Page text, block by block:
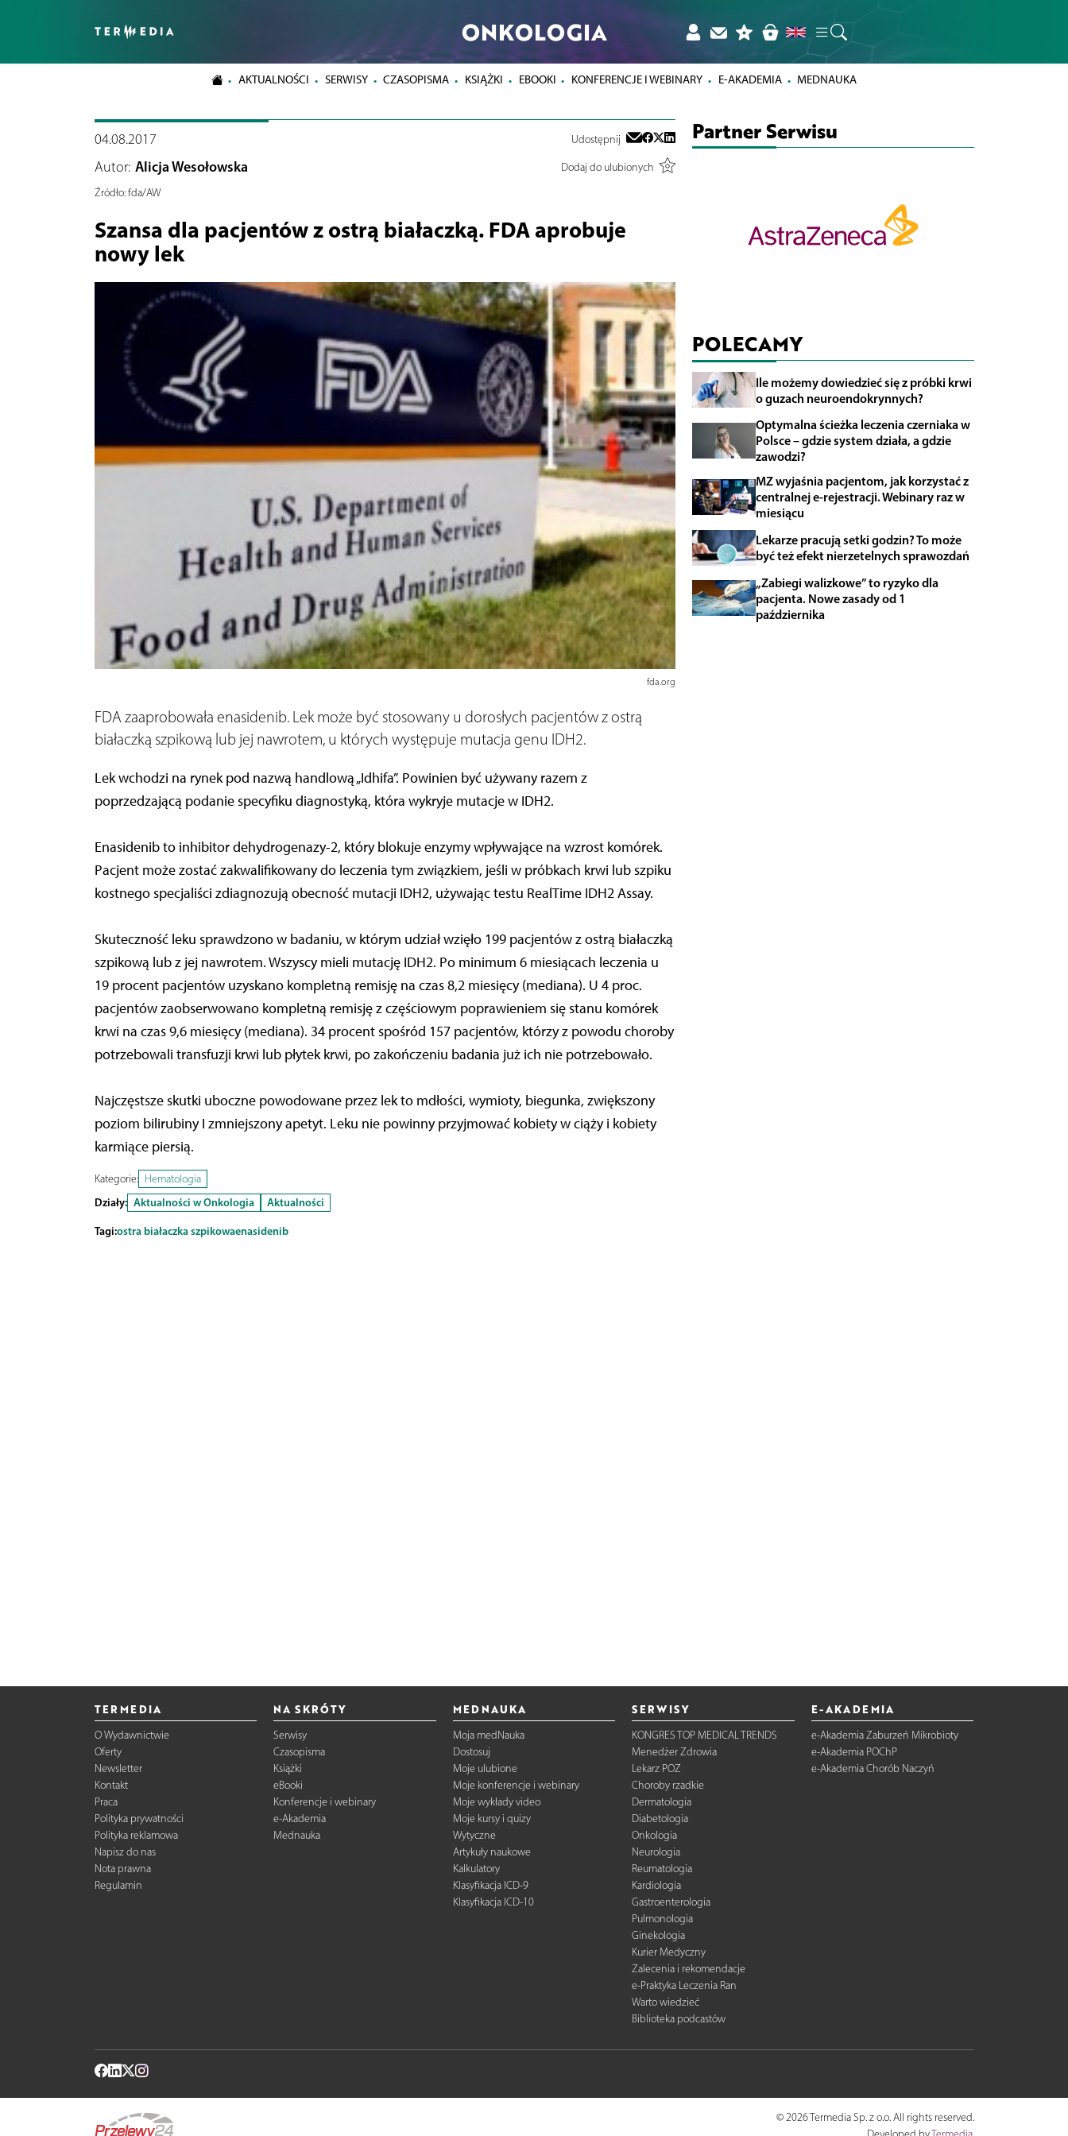
ONKOLOGIA
AKTUALNOŚCI SERWISY CZASOPISMA KSIĄŻKI EBOOKI KONFERENCJE I WEBINARY E-AKADEMIA MEDNAUKA
04.08.2017 Udostępnij
Autor: Alicja Wesołowska
Dodaj do ulubionych
Źródło:fda/AW
Szansa dla pacjentów z ostrą białaczką. FDA aprobuje
nowy lek
fda.org
FDA zaaprobowała enasidenib. Lek może być stosowany u dorosłych pacjentów z ostrą
białaczką szpikową lub jej nawrotem, u których występuje mutacja genu IDH2.
Lek wchodzi na rynek pod nazwą handlową „Idhifa”. Powinien być używany razem z
poprzedzającą podanie specyfiku diagnostyką, która wykryje mutacje w IDH2.
Enasidenib to inhibitor dehydrogenazy-2, który blokuje enzymy wpływające na wzrost komórek.
Pacjent może zostać zakwalifikowany do leczenia tym związkiem, jeśli w próbkach krwi lub szpiku
kostnego specjaliści zdiagnozują obecność mutacji IDH2, używając testu RealTime IDH2 Assay.
Skuteczność leku sprawdzono w badaniu, w którym udział wzięło 199 pacjentów z ostrą białaczką
szpikową lub z jej nawrotem. Wszyscy mieli mutację IDH2. Po minimum 6 miesiącach leczenia u
19 procent pacjentów uzyskano kompletną remisję na czas 8,2 miesięcy (mediana). U 4 proc.
pacjentów zaobserwowano kompletną remisję z częściowym poprawieniem się stanu komórek
krwi na czas 9,6 miesięcy (mediana). 34 procent spośród 157 pacjentów, którzy z powodu choroby
potrzebowali transfuzji krwi lub płytek krwi, po zakończeniu badania już ich nie potrzebowało.
Najczęstsze skutki uboczne powodowane przez lek to mdłości, wymioty, biegunka, zwiększony
poziom bilirubiny I zmniejszony apetyt. Leku nie powinny przyjmować kobiety w ciąży i kobiety
karmiące piersią.
Kategorie: Hematologia
Działy: Aktualności w Onkologia
Aktualności
Tagi:ostra białaczka szpikowaenasidenib
Partner Serwisu
POLECAMY
Ile możemy dowiedzieć się z próbki krwi
o guzach neuroendokrynnych?
Optymalna ścieżka leczenia czerniaka w
Polsce – gdzie system działa, a gdzie
zawodzi?
MZ wyjaśnia pacjentom, jak korzystać z
centralnej e-rejestracji. Webinary raz w
miesiącu
Lekarze pracują setki godzin? To może
być też efekt nierzetelnych sprawozdań
„Zabiegi walizkowe” to ryzyko dla
pacjenta. Nowe zasady od 1
października
TERMEDIA
O Wydawnictwie
Oferty
Newsletter
Kontakt
Praca
Polityka prywatności
Polityka reklamowa
Napisz do nas
Nota prawna
Regulamin
NA SKRÓTY
Serwisy
Czasopisma
Książki
eBooki
Konferencje i webinary
e-Akademia
Mednauka
MEDNAUKA
Moja medNauka
Dostosuj
Moje ulubione
Moje konferencje i webinary
Moje wykłady video
Moje kursy i quizy
Wytyczne
Artykuły naukowe
Kalkulatory
Klasyfikacja ICD-9
Klasyfikacja ICD-10
SERWISY
KONGRES TOP MEDICAL TRENDS
Menedżer Zdrowia
Lekarz POZ
Choroby rzadkie
Dermatologia
Diabetologia
Onkologia
Neurologia
Reumatologia
Kardiologia
Gastroenterologia
Pulmonologia
Ginekologia
Kurier Medyczny
Zalecenia i rekomendacje
e-Praktyka Leczenia Ran
Warto wiedzieć
Biblioteka podcastów
E-AKADEMIA
e-Akademia Zaburzeń Mikrobioty
e-Akademia POChP
e-Akademia Chorób Naczyń
© 2026 Termedia Sp. z o.o. All rights reserved.